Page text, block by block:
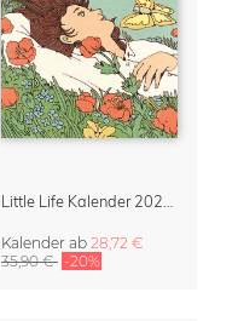
Little Life Kalender 2027 von Simone Goder
Kalender ab 28,72 €
35,90 € -20%